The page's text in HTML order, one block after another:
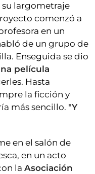
su largometraje
comenzó a
en un
de un grupo de
Enseguida se dio
película
Hasta
la ficción y
más sencillo. "Y
en el salón de
en un acto
la Asociación